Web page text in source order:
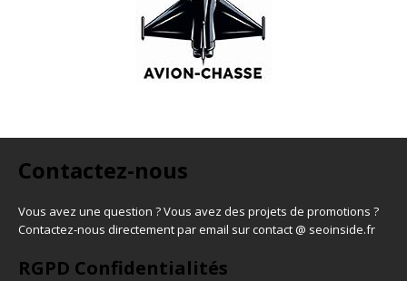
Contactez-nous
Vous avez une question ? Vous avez des projets de promotions ?
Contactez-nous directement par email sur contact @ seoinside.fr
RGPD Confidentialités